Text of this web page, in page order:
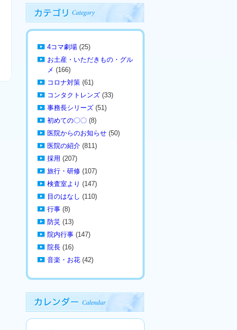
4コマ劇場 (25)
お土産・いただきもの・グル
メ (166)
コロナ対策 (61)
コンタクトレンズ (33)
事務長シリーズ (51)
初めての〇〇 (8)
医院からのお知らせ (50)
医院の紹介 (811)
採用 (207)
旅行・研修 (107)
検査室より (147)
目のはなし (110)
行事 (8)
防災 (13)
院内行事 (147)
院長 (16)
音楽・お花 (42)